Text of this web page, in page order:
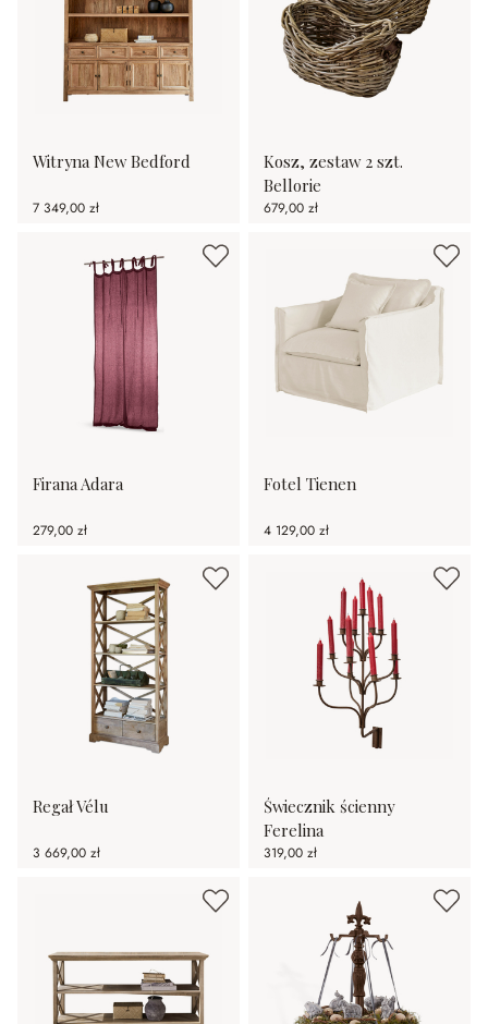
Witryna New Bedford
7 349,00 zł
Kosz, zestaw 2 szt.
Bellorie
679,00 zł
Firana Adara
279,00 zł
Fotel Tienen
4 129,00 zł
Regał Vélu
3 669,00 zł
Świecznik ścienny
Ferelina
319,00 zł